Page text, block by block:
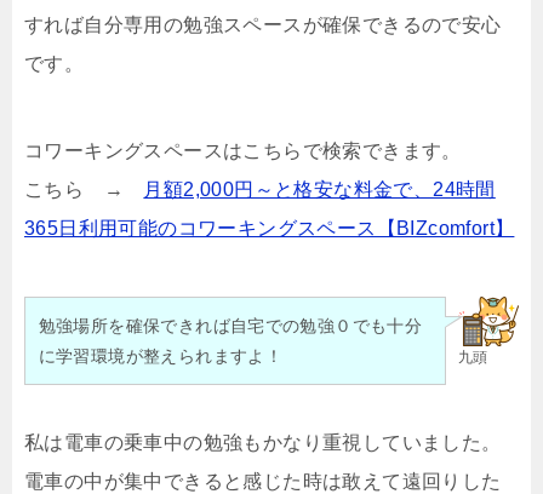
すれば自分専用の勉強スペースが確保できるので安心
です。
コワーキングスペースはこちらで検索できます。
こちら →
月額2,000円～と格安な料金で、24時間
365日利用可能のコワーキングスペース【BIZcomfort】
九頭
勉強場所を確保できれば自宅での勉強０でも十分
に学習環境が整えられますよ！
私は電車の乗車中の勉強もかなり重視していました。
電車の中が集中できると感じた時は敢えて遠回りした